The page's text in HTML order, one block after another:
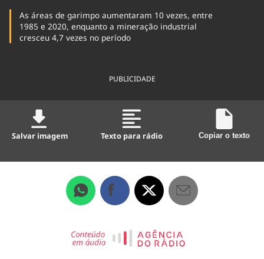
As áreas de garimpo aumentaram 10 vezes, entre
1985 e 2020, enquanto a mineração industrial
cresceu 4,7 vezes no período
PUBLICIDADE
Salvar imagem Texto para rádio Copiar o texto